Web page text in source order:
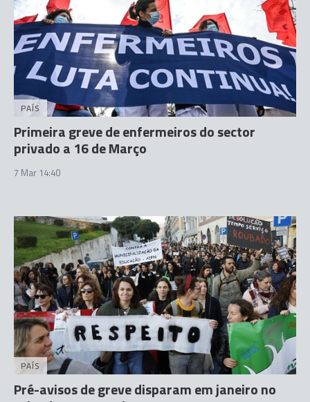
PAÍS
Primeira greve de enfermeiros do sector
privado a 16 de Março
7 Mar 14:40
PAÍS
Pré-avisos de greve disparam em janeiro no